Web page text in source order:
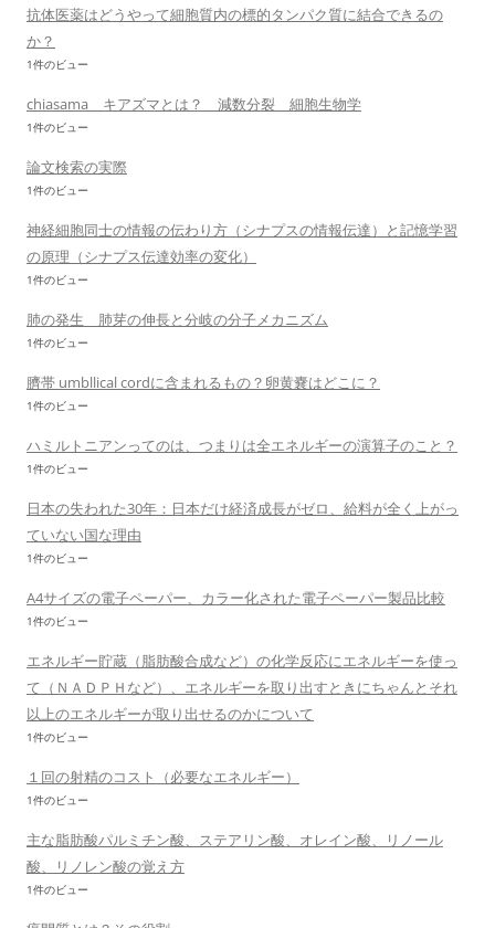
抗体医薬はどうやって細胞質内の標的タンパク質に結合できるの
か？
1件のビュー
chiasama キアズマとは？ 減数分裂 細胞生物学
1件のビュー
論文検索の実際
1件のビュー
神経細胞同士の情報の伝わり方（シナプスの情報伝達）と記憶学習
の原理（シナプス伝達効率の変化）
1件のビュー
肺の発生 肺芽の伸長と分岐の分子メカニズム
1件のビュー
臍帯 umbllical cordに含まれるもの？卵黄嚢はどこに？
1件のビュー
ハミルトニアンってのは、つまりは全エネルギーの演算子のこと？
1件のビュー
日本の失われた30年：日本だけ経済成長がゼロ、給料が全く上がっ
ていない国な理由
1件のビュー
A4サイズの電子ペーパー、カラー化された電子ペーパー製品比較
1件のビュー
エネルギー貯蔵（脂肪酸合成など）の化学反応にエネルギーを使っ
て（ＮＡＤＰＨなど）、エネルギーを取り出すときにちゃんとそれ
以上のエネルギーが取り出せるのかについて
1件のビュー
１回の射精のコスト（必要なエネルギー）
1件のビュー
主な脂肪酸パルミチン酸、ステアリン酸、オレイン酸、リノール
酸、リノレン酸の覚え方
1件のビュー